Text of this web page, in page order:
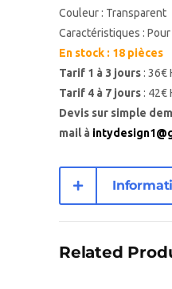
Couleur : Transparent
Caractéristiques : Pour
En stock : 18 pièces
Tarif 1 à 3 jours : 36€
Tarif 4 à 7 jours : 42€
Devis sur simple
mail à
Related